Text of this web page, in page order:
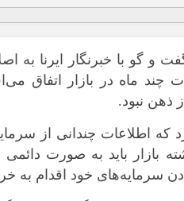
و گو با خبرنگار ایرنا به
ماه در بازار اتفاق
ذهن نبود.
که اطلاعات چندانی از
بازار باید به صورت دائمی
سرمایه‌های خود اقدام به